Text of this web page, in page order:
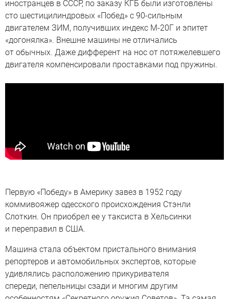
иностранцев в СССР, по заказу КГБ были изготовлены
сто шестицилиндровых «Побед» с 90-сильным
двигателем ЗИМ, получивших индекс М-20Г и эпитет
«догонялка». Внешне машины не отличались
от обычных. Даже дифферент на нос от потяжелевшего
двигателя компенсировали проставками под пружины.
Первую «Победу» в Америку завез в 1952 году
коммивояжер одесского происхождения Стэнли
Слоткин. Он приобрел ее у таксиста в Хельсинки
и переправил в США.
Машина стала объектом пристального внимания
репортеров и автомобильных экспертов, которые
удивлялись расположению прикуривателя
спереди, пепельницы сзади и многим другим